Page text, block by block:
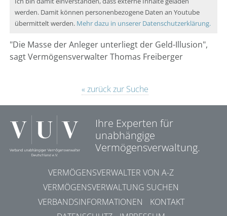
werden. Damit können personenbezogene Daten an Youtube
übermittelt werden. Mehr dazu in unserer Datenschutzerklärung.
"Die Masse der Anleger unterliegt der Geld-Illusion",
sagt Vermögensverwalter Thomas Freiberger
« zurück zur Suche
Ihre Experten für
unabhängige
Vermögensverwaltung.
VERMÖGENSVERWALTER VON A-Z
VERMÖGENSVERWALTUNG SUCHEN
VERBANDSINFORMATIONEN
KONTAKT